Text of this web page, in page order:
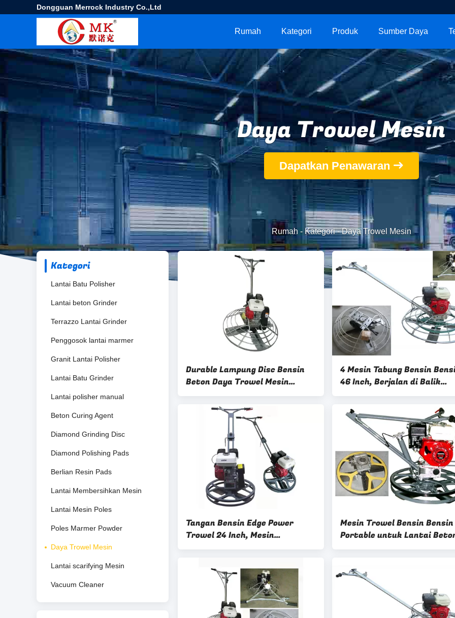
Dongguan Merrock Industry Co.,Ltd
Rumah Kategori Produk Sumber Daya
Daya Trowel Mesin
Dapatkan Penawaran
Rumah - Kategori-Daya Trowel Mesin
Kategori
Lantai Batu Polisher
Lantai beton Grinder
Terrazzo Lantai Grinder
Penggosok lantai marmer
Granit Lantai Polisher
Lantai Batu Grinder
Lantai polisher manual
Beton Curing Agent
Diamond Grinding Disc
Diamond Polishing Pads
Berlian Resin Pads
Lantai Membersihkan Mesin
Lantai Mesin Poles
Poles Marmer Powder
Daya Trowel Mesin
Lantai scarifying Mesin
Vacuum Cleaner
Durable Lampung Disc Bensin
Beton Daya Trowel Mesin
Untuk Polishing 90KG
4 Mesin Tabung Bensin
46 Inch, Berjalan di Balik
Trowel Power
Tangan Bensin Edge Power
Trowel 24 Inch, Mesin
Trowelling Beton Basah
Mesin Trowel Bensin Bensin
Portable untuk Lantai
Basah